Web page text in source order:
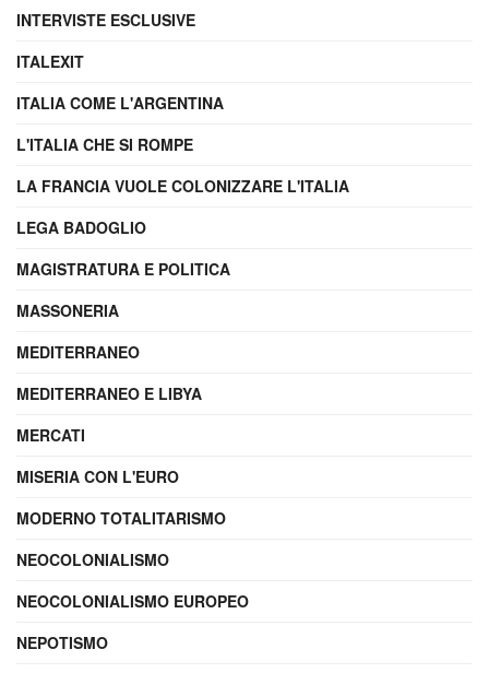
INTERVISTE ESCLUSIVE
ITALEXIT
ITALIA COME L'ARGENTINA
L'ITALIA CHE SI ROMPE
LA FRANCIA VUOLE COLONIZZARE L'ITALIA
LEGA BADOGLIO
MAGISTRATURA E POLITICA
MASSONERIA
MEDITERRANEO
MEDITERRANEO E LIBYA
MERCATI
MISERIA CON L'EURO
MODERNO TOTALITARISMO
NEOCOLONIALISMO
NEOCOLONIALISMO EUROPEO
NEPOTISMO